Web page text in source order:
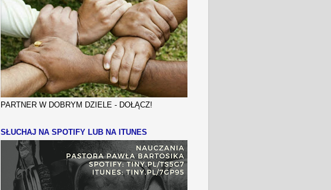
PARTNER W DOBRYM DZIELE - DOŁĄCZ!
SŁUCHAJ NA SPOTIFY LUB NA ITUNES